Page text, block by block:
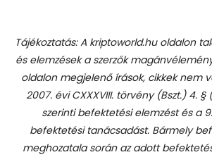
Tájékoztatás: A kriptoworld.hu oldalon
és elemzések a szerzők
oldalon megjelenő írások, cikkek nem
2007. évi CXXXVIII. törvény (Bszt.) 4.
szerinti befektetési elemzést és a
befektetési tanácsadást. Bármely
meghozatala során az adott